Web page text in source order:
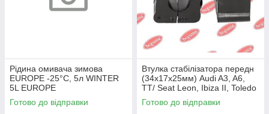
Рідина омивача зимова
EUROPE -25°C, 5л WINTER
5L EUROPE
Готово до відправки
Втулка стабілізатора передн
(34х17х25мм) Audi A3, A6,
TT/ Seat Leon, Ibiza II, Toledo
II (BC0226) BCGUMA BC0226
BC GUMA
Готово до відправки